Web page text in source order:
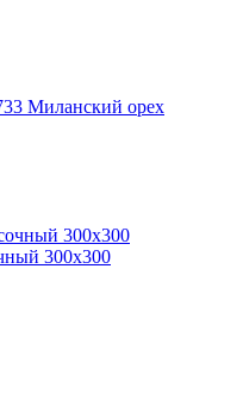
Миланский орех
300х300